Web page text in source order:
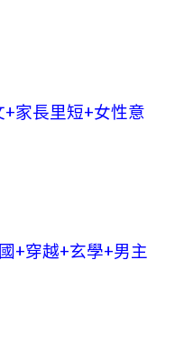
+家長里短+女性意
+穿越+玄學+男主